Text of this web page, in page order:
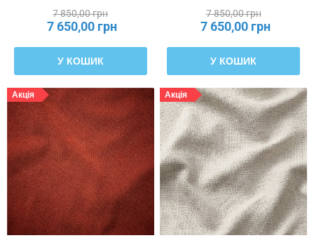
7 850,00 грн
7 650,00 грн
У КОШИК
7 850,00 грн
7 650,00 грн
У КОШИК
Акція Акція